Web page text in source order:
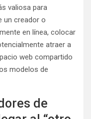
valiosa para
un creador o
en línea, colocar
atraer a
web compartido
modelos de
de